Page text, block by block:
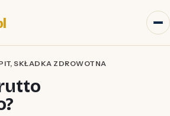
SKŁADKA ZDROWOTNA